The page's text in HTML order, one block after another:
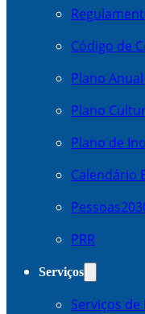
Código de
Plano
Plano
Plano de
Calendário
PRR
Serviços
Serviços de